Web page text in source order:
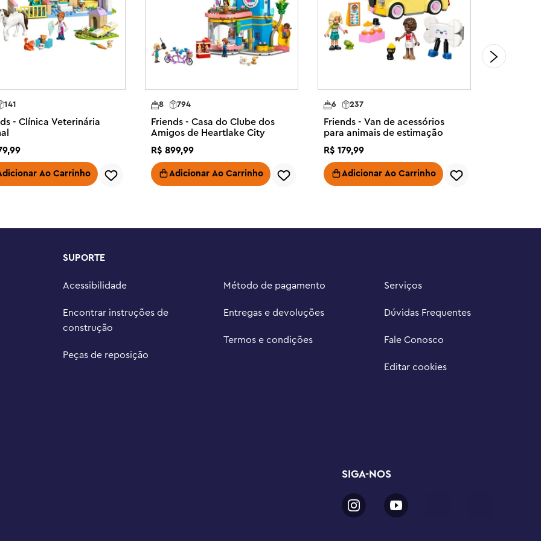
LEGO® Friends Friends Noite
divertido para crianças de 6
imaginativas
com um miniprojetor e 2
pressionar o tijolo de luz e
conta vem com minibonecas
de filme, cadeiras de pufe
em quadrinhos
– Este conjunto é um ótimo
Chapter, onde as crianças
de construção LEGO®
de amizade, com muitas
141
- Clínica Veterinária
,99
Ao Carrinho
794
8
Friends - Casa do Clube dos
Amigos de Heartlake City
R$ 899,99
Adicionar Ao Carrinho
237
6
Friends - Van de acessórios
para animais de estimação
R$ 179,99
Adicionar Ao Carrinho
SUPORTE
Acessibilidade
Encontrar instruções de
construção
Peças de reposição
Método de pagamento
Entregas e devoluções
Termos e condições
Serviços
Dúvidas Frequentes
Fale Conosco
Editar cookies
SIGA-NOS